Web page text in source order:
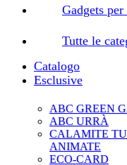
Gadgets
Tutte le
Catalogo
Esclusive
ABC GREEN
ABC URRÀ
CALAMITE
ANIMATE
ECO-CARD